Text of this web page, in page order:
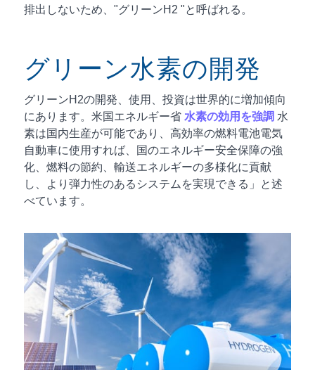
排出しないため、"グリーンH2 "と呼ばれる。
グリーン水素の開発
グリーンH2の開発、使用、投資は世界的に増加傾向
にあります。米国エネルギー省水素の効用を強調 水
素は国内生産が可能であり、高効率の燃料電池電気
自動車に使用すれば、国のエネルギー安全保障の強
化、燃料の節約、輸送エネルギーの多様化に貢献
し、より弾力性のあるシステムを実現できる」と述
べています。